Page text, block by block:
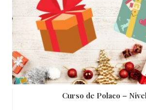
Curso de Polaco –